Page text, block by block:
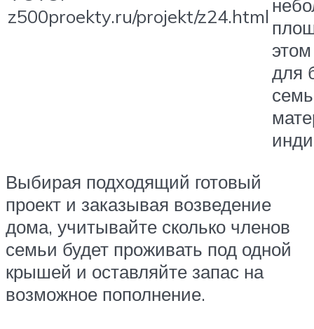
z500proekty.ru/projekt/z24.html
для
Выбирая подходящий готовый
проект и заказывая возведение
дома, учитывайте сколько членов
семьи будет проживать под одной
крышей и оставляйте запас на
возможное пополнение.